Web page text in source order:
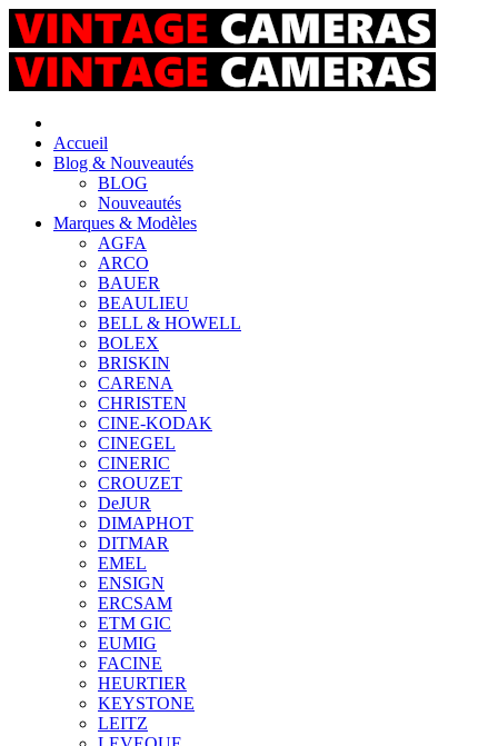
Accueil
Blog & Nouveautés
BLOG
Nouveautés
Marques & Modèles
AGFA
ARCO
BAUER
BEAULIEU
BELL & HOWELL
BOLEX
BRISKIN
CARENA
CHRISTEN
CINE-KODAK
CINEGEL
CINERIC
CROUZET
DeJUR
DIMAPHOT
DITMAR
EMEL
ENSIGN
ERCSAM
ETM GIC
EUMIG
FACINE
HEURTIER
KEYSTONE
LEITZ